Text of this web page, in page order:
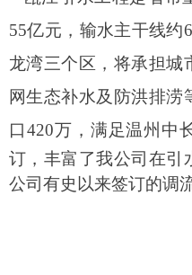
55亿元， 输水主干线约
龙湾三个区 ， 将承担城
网生态补水及防洪排涝
口420万，满足温州中
订，丰富了我公司在引
公司有史以来签订的调